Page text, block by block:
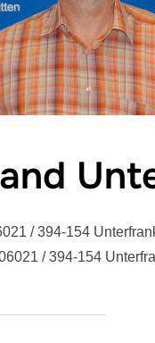
/ 394-154
/ 394-154